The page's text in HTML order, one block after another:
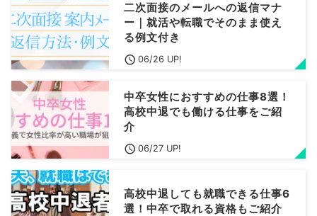
二次面接のメールへの返信マナ
ー｜就活や転職でそのまま使え
る例文付き
06/26 UP!
中卒女性におすすめの仕事8選！
高校中退でも働ける仕事をご紹
介
06/27 UP!
高校中退しても就職できる仕事6
選！中卒で取れる資格もご紹介